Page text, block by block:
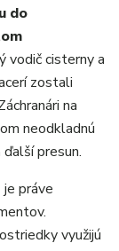
do
vodič cisterny a
zostali
na
neodkladnú
presun.
práve
využijú